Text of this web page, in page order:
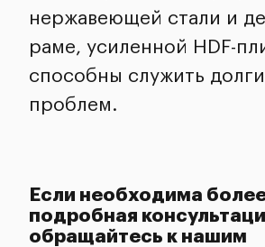
нержавеющей стали и
раме, усиленной HDF-
способны служить
проблем.
Если необходима
подробная
обращайтесь к нашим